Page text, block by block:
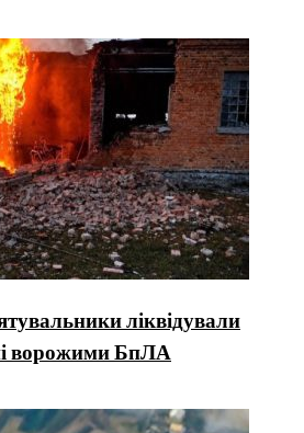
ліквідували
ворожими БпЛА